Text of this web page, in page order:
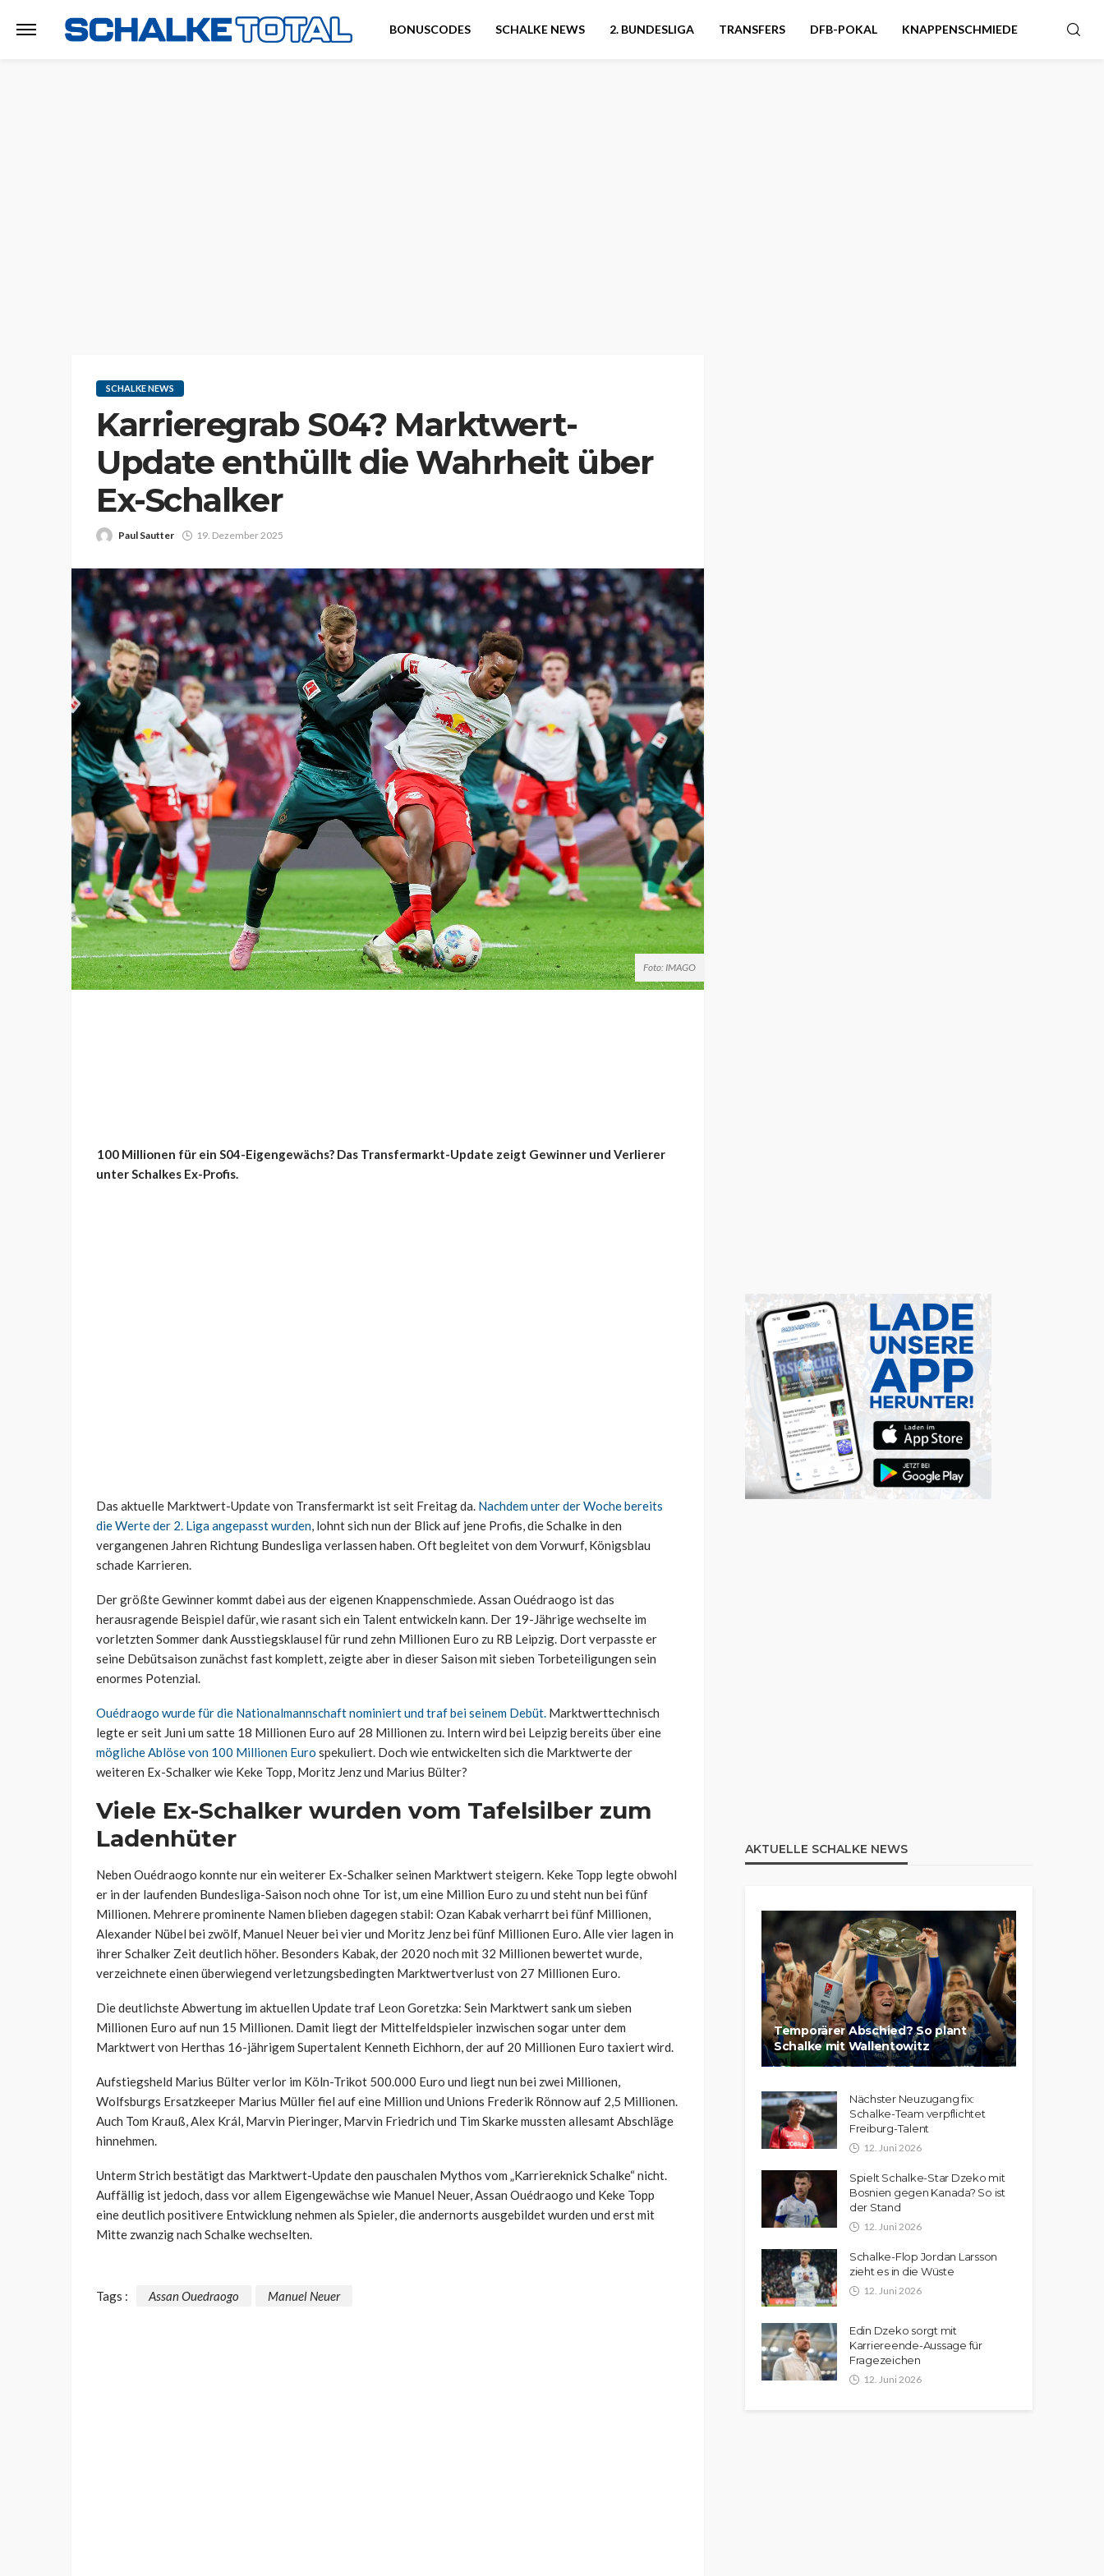
BONUSCODES SCHALKE NEWS 2. BUNDESLIGA TRANSFERS DFB-POKAL KNAPPENSCHMIEDE
SCHALKE NEWS
Karrieregrab S04? Marktwert-
Update enthüllt die Wahrheit über
Ex-Schalker
Paul Sautter 19. Dezember 2025
Foto: IMAGO
100 Millionen für ein S04-Eigengewächs? Das Transfermarkt-Update zeigt Gewinner und Verlierer
unter Schalkes Ex-Profis.
Das aktuelle Marktwert-Update von Transfermarkt ist seit Freitag da. Nachdem unter der Woche bereits
die Werte der 2. Liga angepasst wurden, lohnt sich nun der Blick auf jene Profis, die Schalke in den
vergangenen Jahren Richtung Bundesliga verlassen haben. Oft begleitet von dem Vorwurf, Königsblau
schade Karrieren.
Der größte Gewinner kommt dabei aus der eigenen Knappenschmiede. Assan Ouédraogo ist das
herausragende Beispiel dafür, wie rasant sich ein Talent entwickeln kann. Der 19-Jährige wechselte im
vorletzten Sommer dank Ausstiegsklausel für rund zehn Millionen Euro zu RB Leipzig. Dort verpasste er
seine Debütsaison zunächst fast komplett, zeigte aber in dieser Saison mit sieben Torbeteiligungen sein
enormes Potenzial.
Ouédraogo wurde für die Nationalmannschaft nominiert und traf bei seinem Debüt. Marktwerttechnisch
legte er seit Juni um satte 18 Millionen Euro auf 28 Millionen zu. Intern wird bei Leipzig bereits über eine
mögliche Ablöse von 100 Millionen Euro spekuliert. Doch wie entwickelten sich die Marktwerte der
weiteren Ex-Schalker wie Keke Topp, Moritz Jenz und Marius Bülter?
Viele Ex-Schalker wurden vom Tafelsilber zum
Ladenhüter
Neben Ouédraogo konnte nur ein weiterer Ex-Schalker seinen Marktwert steigern. Keke Topp legte obwohl
er in der laufenden Bundesliga-Saison noch ohne Tor ist, um eine Million Euro zu und steht nun bei fünf
Millionen. Mehrere prominente Namen blieben dagegen stabil: Ozan Kabak verharrt bei fünf Millionen,
Alexander Nübel bei zwölf, Manuel Neuer bei vier und Moritz Jenz bei fünf Millionen Euro. Alle vier lagen in
ihrer Schalker Zeit deutlich höher. Besonders Kabak, der 2020 noch mit 32 Millionen bewertet wurde,
verzeichnete einen überwiegend verletzungsbedingten Marktwertverlust von 27 Millionen Euro.
Die deutlichste Abwertung im aktuellen Update traf Leon Goretzka: Sein Marktwert sank um sieben
Millionen Euro auf nun 15 Millionen. Damit liegt der Mittelfeldspieler inzwischen sogar unter dem
Marktwert von Herthas 16-jährigem Supertalent Kenneth Eichhorn, der auf 20 Millionen Euro taxiert wird.
Aufstiegsheld Marius Bülter verlor im Köln-Trikot 500.000 Euro und liegt nun bei zwei Millionen,
Wolfsburgs Ersatzkeeper Marius Müller fiel auf eine Million und Unions Frederik Rönnow auf 2,5 Millionen.
Auch Tom Krauß, Alex Král, Marvin Pieringer, Marvin Friedrich und Tim Skarke mussten allesamt Abschläge
hinnehmen.
Unterm Strich bestätigt das Marktwert-Update den pauschalen Mythos vom „Karriereknick Schalke“ nicht.
Auffällig ist jedoch, dass vor allem Eigengewächse wie Manuel Neuer, Assan Ouédraogo und Keke Topp
eine deutlich positivere Entwicklung nehmen als Spieler, die andernorts ausgebildet wurden und erst mit
Mitte zwanzig nach Schalke wechselten.
Tags : Assan Ouedraogo Manuel Neuer
AKTUELLE SCHALKE NEWS
Temporärer Abschied? So plant
Schalke mit Wallentowitz
Nächster Neuzugang fix:
Schalke-Team verpflichtet
Freiburg-Talent
12. Juni 2026
Spielt Schalke-Star Dzeko mit
Bosnien gegen Kanada? So ist
der Stand
12. Juni 2026
Schalke-Flop Jordan Larsson
zieht es in die Wüste
12. Juni 2026
Edin Dzeko sorgt mit
Karriereende-Aussage für
Fragezeichen
12. Juni 2026